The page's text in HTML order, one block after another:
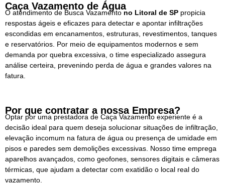
Caça Vazamento de Água
O atendimento de Busca Vazamento no Litoral de SP propicia
respostas ágeis e eficazes para detectar e apontar infiltrações
escondidas em encanamentos, estruturas, revestimentos, tanques
e reservatórios. Por meio de equipamentos modernos e sem
demanda por quebra excessiva, o time especializado assegura
análise certeira, prevenindo perda de água e grandes valores na
fatura.
Por que contratar a nossa Empresa?
Optar por uma prestadora de Caça Vazamento experiente é a
decisão ideal para quem deseja solucionar situações de infiltração,
elevação incomum na fatura de água ou presença de umidade em
pisos e paredes sem demolições excessivas. Nosso time emprega
aparelhos avançados, como geofones, sensores digitais e câmeras
térmicas, que ajudam a detectar com exatidão o local real do
vazamento.